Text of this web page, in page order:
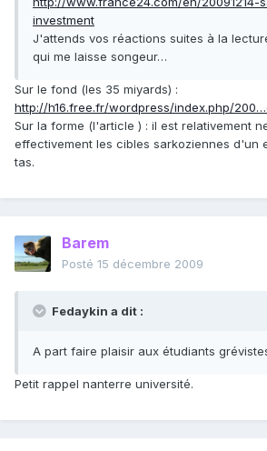
investment
J'attends vos réactions suites à la
qui me laisse songeur…
Sur le fond (les 35 miyards) :
http://h16.free.fr/wordpress/index.php/
Sur la forme (l'article ) : il est relativement
effectivement les cibles sarkoziennes d'un
tas.
Barem
Posté 15 décembre 2009
Fedaykin a dit :
A part faire plaisir aux étudiants
Petit rappel nanterre université.